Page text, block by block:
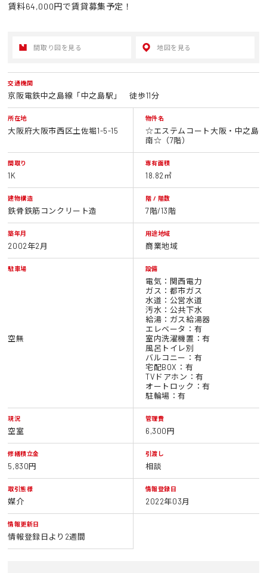
賃料64,000円で賃貸募集予定！
間取り図を見る 地図を見る
交通機関
京阪電鉄中之島線「中之島駅」 徒歩11分
所在地
大阪府大阪市西区土佐堀1-5-15
物件名
☆エステムコート大阪・中之島
南☆（7階）
間取り
1K
専有面積
18.82㎡
建物構造
鉄骨鉄筋コンクリート造
階 / 階数
7階/13階
築年月
2002年2月
用途地域
商業地域
駐車場
空無
設備
電気：関西電力
ガス：都市ガス
水道：公営水道
汚水：公共下水
給湯：ガス給湯器
エレベータ：有
室内洗濯機置：有
風呂トイレ別
バルコニー：有
宅配BOX：有
TVドアホン：有
オートロック：有
駐輪場：有
現況
空室
管理費
6,300円
修繕積立金
5,830円
引渡し
相談
取引態様
媒介
情報登録日
2022年03月
情報更新日
情報登録日より2週間